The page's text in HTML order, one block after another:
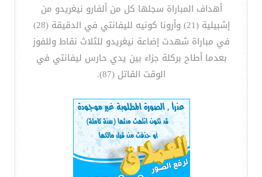
أهداف المباراة سجلها كل من ألفارو نيغريدو من
إشبيلية (21) وأرونا كونيه لليفانتي في الدقيقة (28)
في مباراة شهدت إضاعة نيغريدو للثلاث نقاط وللفوز
بعدما أطاح بركلة جزاء بين يدي حارس ليفانتي في
الوقت القاتل (87).